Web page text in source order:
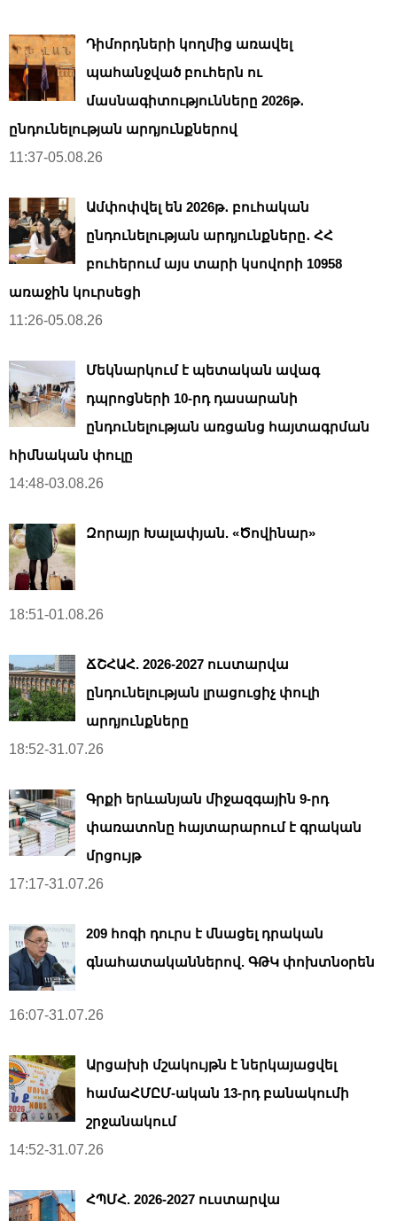
Դիմորդների կողմից առավել
պահանջված բուհերն ու
մասնագիտությունները 2026թ․
ընդունելության արդյունքներով
11:37-05.08.26
Ամփոփվել են 2026թ․ բուհական
ընդունելության արդյունքները․ ՀՀ
բուհերում այս տարի կսովորի 10958
առաջին կուրսեցի
11:26-05.08.26
Մեկնարկում է պետական ավագ
դպրոցների 10-րդ դասարանի
ընդունելության առցանց հայտագրման
հիմնական փուլը
14:48-03.08.26
Զորայր Խալափյան. «Ծովինար»
18:51-01.08.26
ՃՇՀԱՀ. 2026-2027 ուստարվա
ընդունելության լրացուցիչ փուլի
արդյունքները
18:52-31.07.26
Գրքի երևանյան միջազգային 9-րդ
փառատոնը հայտարարում է գրական
մրցույթ
17:17-31.07.26
209 հոգի դուրս է մնացել դրական
գնահատականներով. ԳԹԿ փոխտնօրեն
16:07-31.07.26
Արցախի մշակույթն է ներկայացվել
համաՀՄԸՄ-ական 13-րդ բանակումի
շրջանակում
14:52-31.07.26
ՀՊՄՀ. 2026-2027 ուստարվա